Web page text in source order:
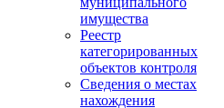
имущества
Реестр
категорированных
объектов контроля
Сведения о местах
нахождения